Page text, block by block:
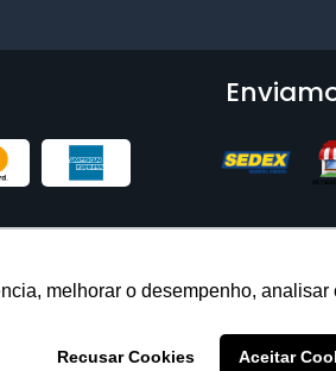
melhorar o desempenho,
Recusar Cookies Aceitar
Seguro